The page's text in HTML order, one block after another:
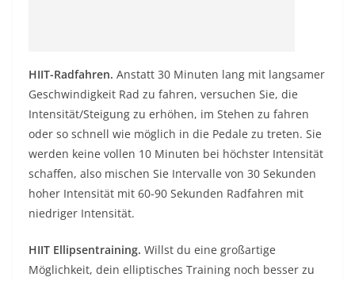
HIIT-Radfahren. Anstatt 30 Minuten lang mit langsamer
Geschwindigkeit Rad zu fahren, versuchen Sie, die
Intensität/Steigung zu erhöhen, im Stehen zu fahren
oder so schnell wie möglich in die Pedale zu treten. Sie
werden keine vollen 10 Minuten bei höchster Intensität
schaffen, also mischen Sie Intervalle von 30 Sekunden
hoher Intensität mit 60-90 Sekunden Radfahren mit
niedriger Intensität.
HIIT Ellipsentraining. Willst du eine großartige
Möglichkeit, dein elliptisches Training noch besser zu